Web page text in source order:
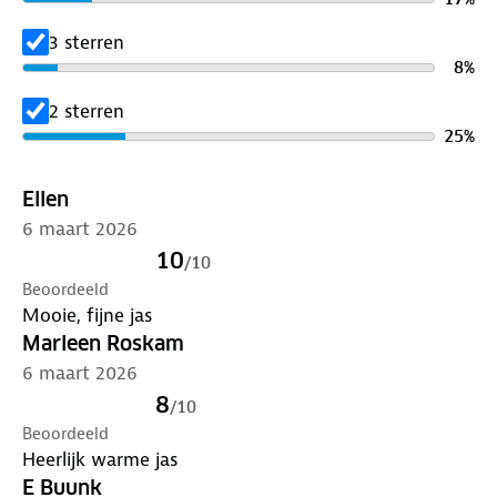
3 sterren
8%
2 sterren
25%
Ellen
6 maart 2026
10/10
Beoordeeld
Mooie, fijne jas
Marleen Roskam
6 maart 2026
8/10
Beoordeeld
Heerlijk warme jas
E Buunk